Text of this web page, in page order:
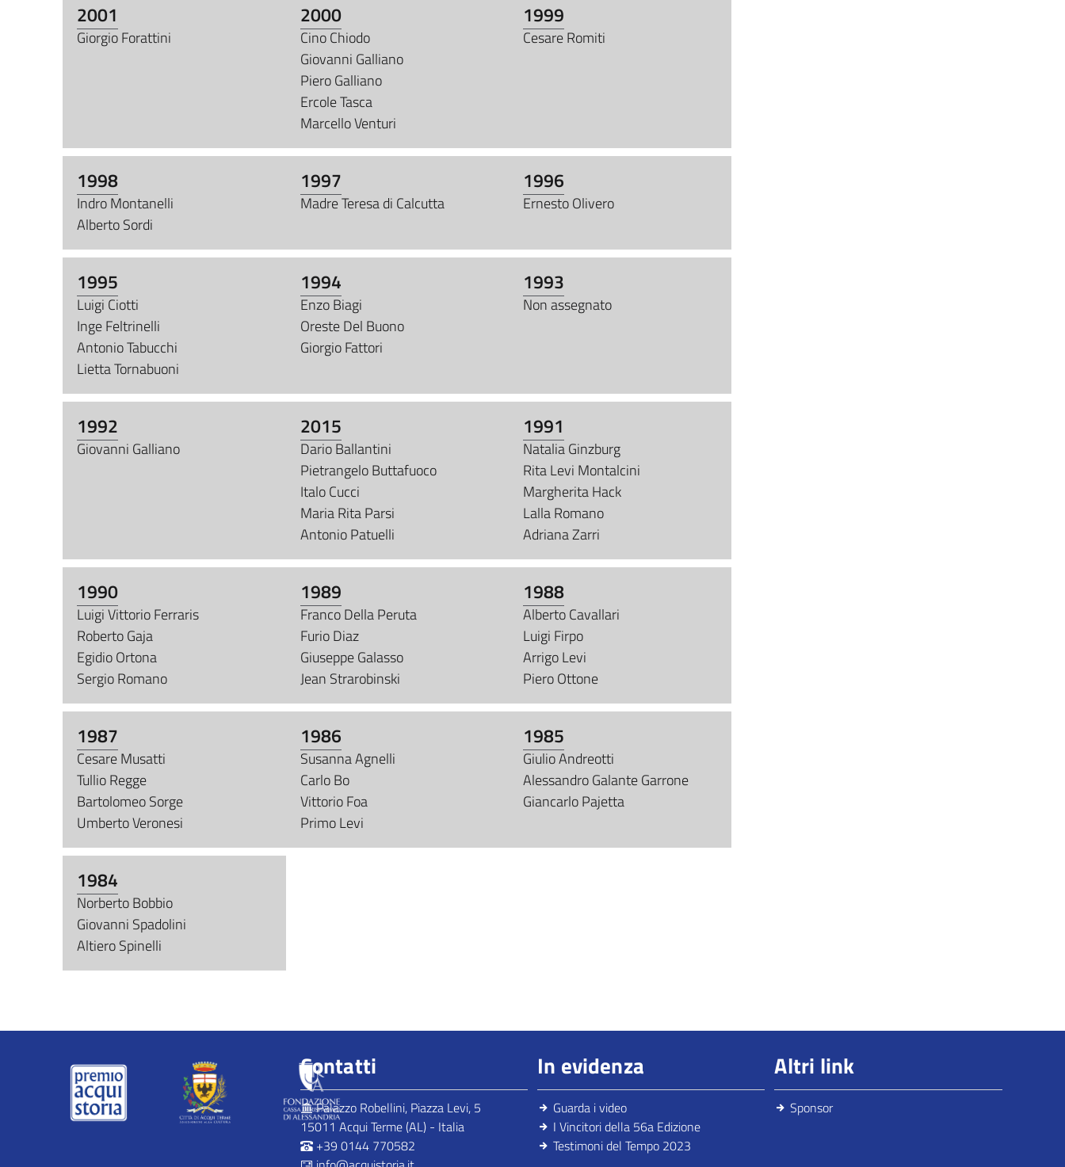
2001
Giorgio Forattini
2000
Cino Chiodo
Giovanni Galliano
Piero Galliano
Ercole Tasca
Marcello Venturi
1999
Cesare Romiti
1998
Indro Montanelli
Alberto Sordi
1997
Madre Teresa di Calcutta
1996
Ernesto Olivero
1995
Luigi Ciotti
Inge Feltrinelli
Antonio Tabucchi
Lietta Tornabuoni
1994
Enzo Biagi
Oreste Del Buono
Giorgio Fattori
1993
Non assegnato
1992
Giovanni Galliano
2015
Dario Ballantini
Pietrangelo Buttafuoco
Italo Cucci
Maria Rita Parsi
Antonio Patuelli
1991
Natalia Ginzburg
Rita Levi Montalcini
Margherita Hack
Lalla Romano
Adriana Zarri
1990
Luigi Vittorio Ferraris
Roberto Gaja
Egidio Ortona
Sergio Romano
1989
Franco Della Peruta
Furio Diaz
Giuseppe Galasso
Jean Strarobinski
1988
Alberto Cavallari
Luigi Firpo
Arrigo Levi
Piero Ottone
1987
Cesare Musatti
Tullio Regge
Bartolomeo Sorge
Umberto Veronesi
1986
Susanna Agnelli
Carlo Bo
Vittorio Foa
Primo Levi
1985
Giulio Andreotti
Alessandro Galante Garrone
Giancarlo Pajetta
1984
Norberto Bobbio
Giovanni Spadolini
Altiero Spinelli
Contatti
Palazzo Robellini, Piazza Levi, 5
15011 Acqui Terme (AL) - Italia
+39 0144 770582
In evidenza
Guarda i video
I Vincitori della 56a Edizione
Testimoni del Tempo 2023
Altri link
Sponsor